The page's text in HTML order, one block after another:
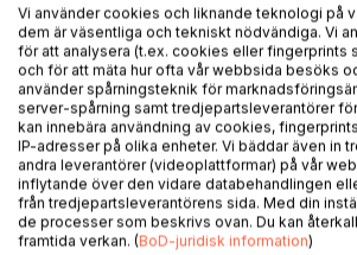
BESKRIVNING
"Du intresserar mig", sade den underliga
lyfta blicken från glaset. Rösten var
pratade med en korthuggen brytning
att förstå vad han sade.
"Gör jag?" frågade hon och sneglade
satt vid bordet intill.
Vi använder cookies och liknande teknologi på
dem är väsentliga och tekniskt nödvändiga. Vi
för att analysera (t.ex. cookies eller fingerprints
och för att mäta hur ofta vår webbsida besöks
använder spårningsteknik för
server-spårning samt tredjepartsleverantörer
kan innebära användning av cookies,
IP-adresser på olika enheter. Vi bäddar även in
andra leverantörer (videoplattformar) på vår
inflytande över den vidare databehandlingen
från tredjepartsleverantörens sida. Med din
de processer som beskrivs ovan. Du kan
framtida verkan. (BoD-juridisk information)